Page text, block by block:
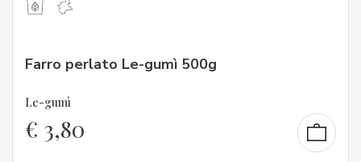
Farro perlato Le-gumì 500g
Le-gumì
€ 3,80